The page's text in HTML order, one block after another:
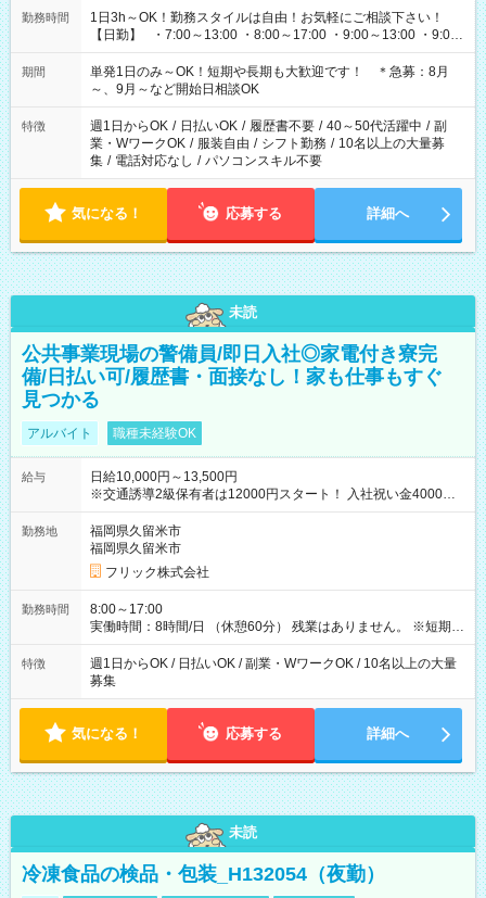
勤務時間
1日3h～OK！勤務スタイルは自由！お気軽にご相談下さい！
【日勤】 ・7:00～13:00 ・8:00～17:00 ・9:00～13:00 ・9:00
～18:00 ・10:00～19:00 ・13:00～18:00 ・15:00～20:00 ・
16:00～19:00 【夜勤】 ・17:00～21:00 ・18:00～23:00 ・
21:00～翌6:00 ・23:00～翌8:00 など（他時間多数あり！）
期間
単発1日のみ～OK！短期や長期も大歓迎です！ ＊急募：8月
～、9月～など開始日相談OK
特徴 週1日からOK / 日払いOK / 履歴書不要 / 40～50代活躍中 / 副
業・WワークOK / 服装自由 / シフト勤務 / 10名以上の大量募
集 / 電話対応なし / パソコンスキル不要
気になる！ 応募する 詳細へ
未読
公共事業現場の警備員/即日入社◎家電付き寮完
備/日払い可/履歴書・面接なし！家も仕事もすぐ
見つかる
アルバイト 職種未経験OK
給与
日給10,000円～13,500円
※交通誘導2級保有者は12000円スタート！ 入社祝い金4000円
【試用期間】試用期間なし
勤務地
福岡県久留米市
福岡県久留米市
フリック株式会社
勤務時間
8:00～17:00
実働時間：8時間/日 （休憩60分） 残業はありません。 ※短期の
募集は行っておりません。予めご了承くださいませ。
特徴
週1日からOK / 日払いOK / 副業・WワークOK / 10名以上の大量
募集
気になる！ 応募する 詳細へ
未読
冷凍食品の検品・包装_H132054（夜勤）